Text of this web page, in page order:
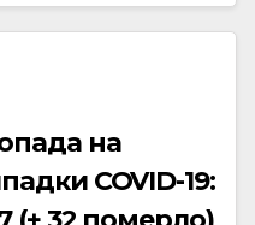
на
COVID-19: